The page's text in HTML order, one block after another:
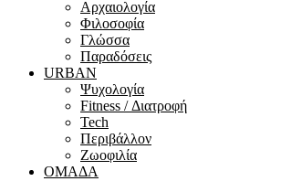
Αρχαιολογία
Φιλοσοφία
Γλώσσα
Παραδόσεις
URBAN
Ψυχολογία
Fitness / Διατροφή
Tech
Περιβάλλον
Ζωοφιλία
ΟΜΑΔΑ